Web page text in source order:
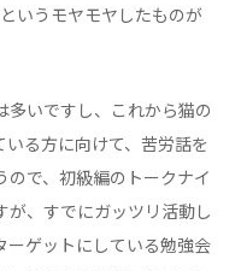
いうモヤモヤしたものが
多いですし、これから猫の
る方に向けて、苦労話を
で、初級編のトークナイ
が、すでにガッツリ活動し
ーゲットにしている勉強会